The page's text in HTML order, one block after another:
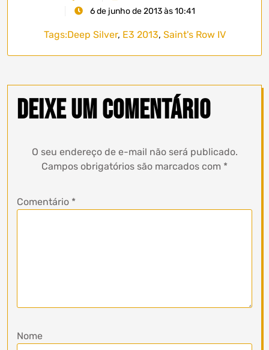
6 de junho de 2013 às 10:41
Tags:Deep Silver, E3 2013, Saint's Row IV
Deixe um comentário
O seu endereço de e-mail não será publicado.
Campos obrigatórios são marcados com *
Comentário *
Nome